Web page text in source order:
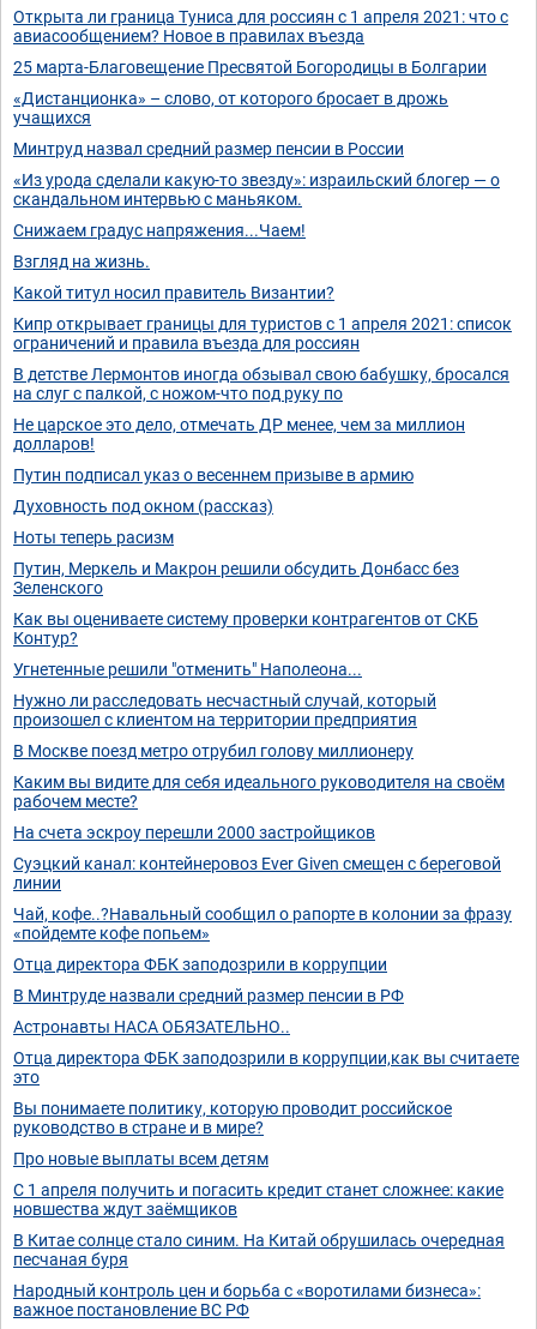
Открыта ли граница Туниса для россиян с 1 апреля 2021: что с
авиасообщением? Новое в правилах въезда
25 марта-Благовещение Пресвятой Богородицы в Болгарии
«Дистанционка» – слово, от которого бросает в дрожь
учащихся
Минтруд назвал средний размер пенсии в России
«Из урода сделали какую-то звезду»: израильский блогер — о
скандальном интервью с маньяком.
Снижаем градус напряжения...Чаем!
Взгляд на жизнь.
Какой титул носил правитель Византии?
Кипр открывает границы для туристов с 1 апреля 2021: список
ограничений и правила въезда для россиян
В детстве Лермонтов иногда обзывал свою бабушку, бросался
на слуг с палкой, с ножом-что под руку по
Не царское это дело, отмечать ДР менее, чем за миллион
долларов!
Путин подписал указ о весеннем призыве в армию
Духовность под окном (рассказ)
Ноты теперь расизм
Путин, Меркель и Макрон решили обсудить Донбасс без
Зеленского
Как вы оцениваете систему проверки контрагентов от СКБ
Контур?
Угнетенные решили "отменить" Наполеона...
Нужно ли расследовать несчастный случай, который
произошел с клиентом на территории предприятия
В Москве поезд метро отрубил голову миллионеру
Каким вы видите для себя идеального руководителя на своём
рабочем месте?
На счета эскроу перешли 2000 застройщиков
Суэцкий канал: контейнеровоз Ever Given смещен с береговой
линии
Чай, кофе..?Навальный сообщил о рапорте в колонии за фразу
«пойдемте кофе попьем»
Отца директора ФБК заподозрили в коррупции
В Минтруде назвали средний размер пенсии в РФ
Астронавты НАСА ОБЯЗАТЕЛЬНО..
Отца директора ФБК заподозрили в коррупции,как вы считаете
это
Вы понимаете политику, которую проводит российское
руководство в стране и в мире?
Про новые выплаты всем детям
С 1 апреля получить и погасить кредит станет сложнее: какие
новшества ждут заёмщиков
В Китае солнце стало синим. На Китай обрушилась очередная
песчаная буря
Народный контроль цен и борьба с «воротилами бизнеса»:
важное постановление ВС РФ